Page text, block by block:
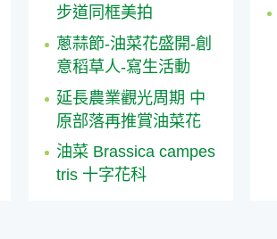
步道同框美拍
蔥蒜節-油菜花盛開-創
意稻草人-寫生活動
延長農業觀光周期 中
原部落再推賞油菜花
油菜 Brassica campes
tris 十字花科